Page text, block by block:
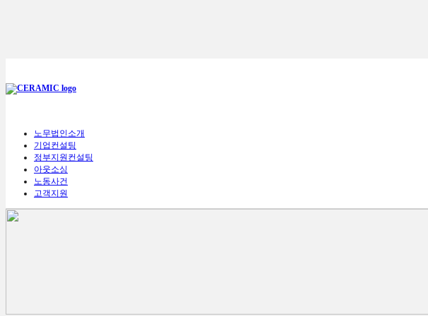
노무법인소개
기업컨설팅
정부지원컨설팅
아웃소싱
노동사건
고객지원